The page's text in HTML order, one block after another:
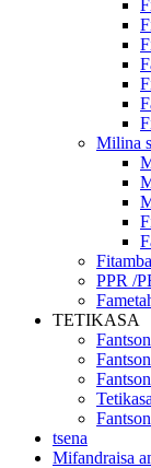
Milina
PPR /
TETIKASA
tsena
Mifandraisa